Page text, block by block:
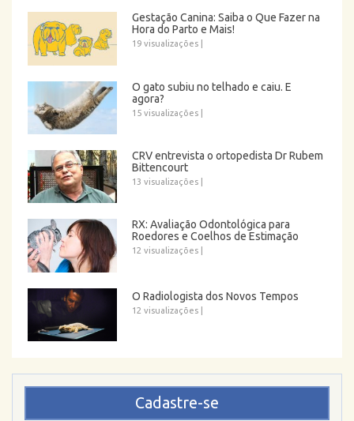
Gestação Canina: Saiba o Que Fazer na
Hora do Parto e Mais!
19 visualizações
O gato subiu no telhado e caiu. E
agora?
15 visualizações
CRV entrevista o ortopedista Dr Rubem
Bittencourt
13 visualizações
RX: Avaliação Odontológica para
Roedores e Coelhos de Estimação
12 visualizações
O Radiologista dos Novos Tempos
12 visualizações
Cadastre-se